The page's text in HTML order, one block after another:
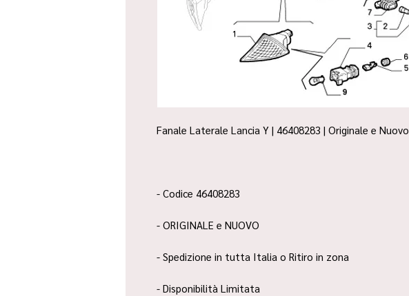
Fanale Laterale Lancia Y | 46408283 | Originale e Nuovo
- Codice 46408283
- ORIGINALE e NUOVO
- Spedizione in tutta Italia o Ritiro in zona
- Disponibilità Limitata